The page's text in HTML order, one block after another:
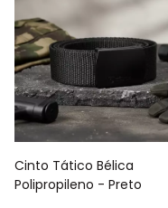
Cinto Tático Bélica
Polipropileno - Preto